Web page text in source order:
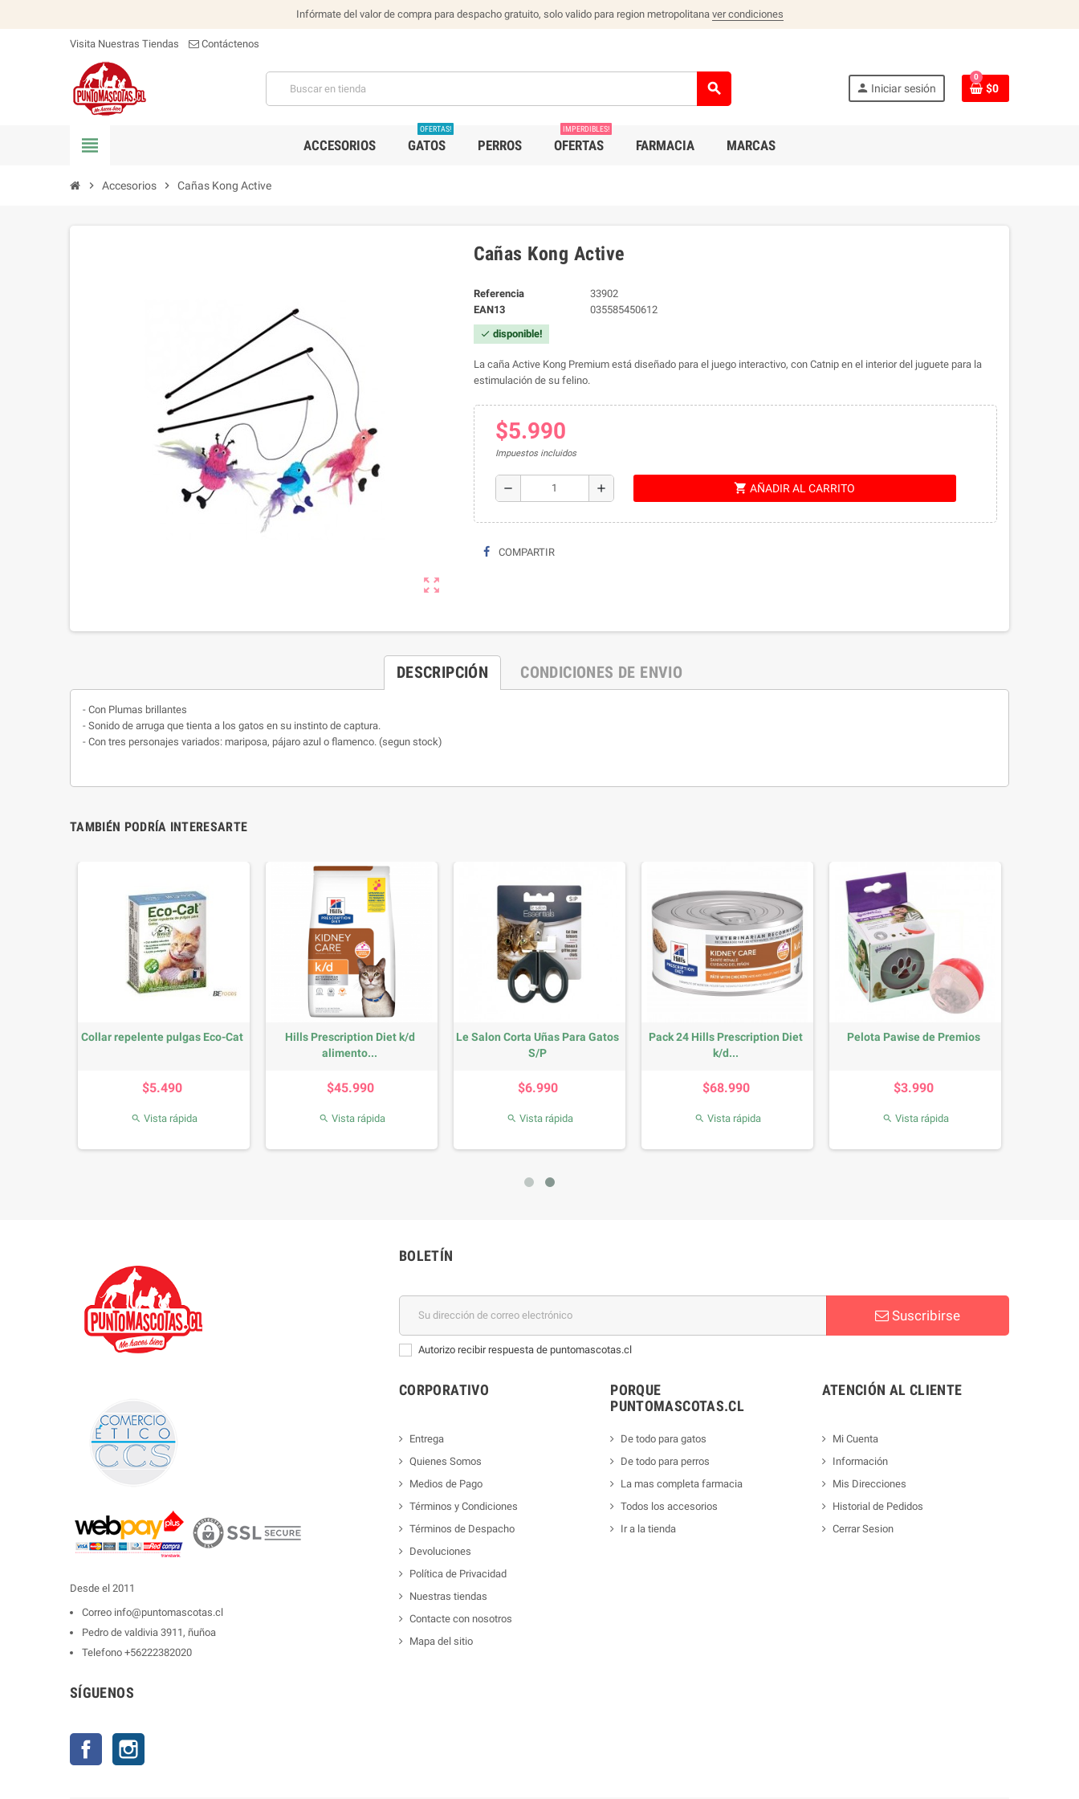
Infórmate del valor de compra para despacho gratuito, solo valido para region metropolitana ver condiciones
Visita Nuestras Tiendas Contáctenos
search person Iniciar sesión
0
$0
view_headline ACCESORIOS GATOS
OFERTAS!
PERROS OFERTAS
IMPERDIBLES!
FARMACIA MARCAS
chevron_right Accesorios chevron_right Cañas Kong Active
zoom_out_map
Cañas Kong Active
Referencia
33902
EAN13
035585450612
check disponible!
La caña Active Kong Premium está diseñado para el juego interactivo, con Catnip en el interior del juguete para la
estimulación de su felino.
$5.990
Impuestos incluidos
remove add shopping_cart AÑADIR AL CARRITO
COMPARTIR
DESCRIPCIÓN CONDICIONES DE ENVIO
- Con Plumas brillantes
- Sonido de arruga que tienta a los gatos en su instinto de captura.
- Con tres personajes variados: mariposa, pájaro azul o flamenco. (segun stock)
TAMBIÉN PODRÍA INTERESARTE
Collar repelente pulgas Eco-Cat
$5.490
 Vista rápida
Hills Prescription Diet k/d
alimento...
$45.990
 Vista rápida
Le Salon Corta Uñas Para Gatos
S/P
$6.990
 Vista rápida
Pack 24 Hills Prescription Diet
k/d...
$68.990
 Vista rápida
Pelota Pawise de Premios
$3.990
 Vista rápida
Desde el 2011
Correo info@puntomascotas.cl
Pedro de valdivia 3911, ñuñoa
Telefono +56222382020
SÍGUENOS
Facebook
BOLETÍN
Suscribirse
Autorizo recibir respuesta de puntomascotas.cl
CORPORATIVO
Entrega
Quienes Somos
Medios de Pago
Términos y Condiciones
Términos de Despacho
Devoluciones
Política de Privacidad
Nuestras tiendas
Contacte con nosotros
Mapa del sitio
PORQUE
PUNTOMASCOTAS.CL
De todo para gatos
De todo para perros
La mas completa farmacia
Todos los accesorios
Ir a la tienda
ATENCIÓN AL CLIENTE
Mi Cuenta
Información
Mis Direcciones
Historial de Pedidos
Cerrar Sesion